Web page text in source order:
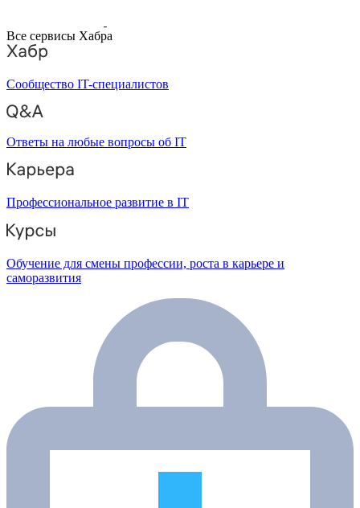
Все сервисы Хабра
Сообщество IT-специалистов
Ответы на любые вопросы об IT
Профессиональное развитие в IT
Обучение для смены профессии, роста в карьере и
саморазвития